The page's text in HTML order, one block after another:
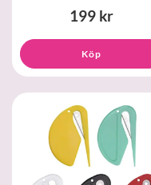
199 kr
Köp